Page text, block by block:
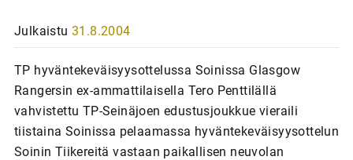
Julkaistu 31.8.2004
TP hyväntekeväisyysottelussa Soinissa Glasgow
Rangersin ex-ammattilaisella Tero Penttilällä
vahvistettu TP-Seinäjoen edustusjoukkue vieraili
tiistaina Soinissa pelaamassa hyväntekeväisyysottelun
Soinin Tiikereitä vastaan paikallisen neuvolan